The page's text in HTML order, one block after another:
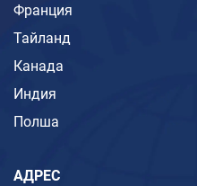
Франция
Тайланд
Канада
Индия
Полша
АДРЕС